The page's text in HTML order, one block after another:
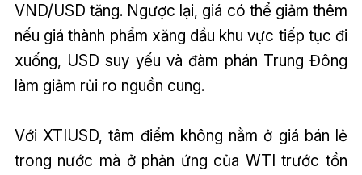
VND/USD tăng. Ngược lại, giá có thể giảm thêm
nếu giá thành phẩm xăng dầu khu vực tiếp tục đi
xuống, USD suy yếu và đàm phán Trung Đông
làm giảm rủi ro nguồn cung.
Với XTIUSD, tâm điểm không nằm ở giá bán lẻ
trong nước mà ở phản ứng của WTI trước tồn